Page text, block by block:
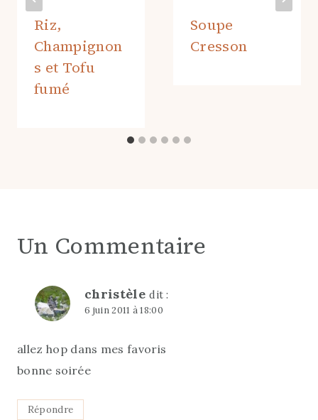
Riz,
Champignon
s et Tofu
fumé
Soupe
Cresson
Un Commentaire
christèle dit :
6 juin 2011 à 18:00
allez hop dans mes favoris
bonne soirée
Répondre